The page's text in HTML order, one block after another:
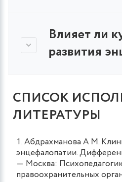
Влияет ли
развития
СПИСОК
ЛИТЕРАТУРЫ
Абдрахманова А М.
энцефалопатии.
― Москва:
правоохранительных